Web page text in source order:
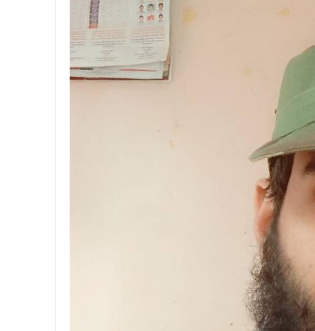
रञ्जु दर्शना विजयीः अधिकांश
प्रतिनिधिसभा सदस्य
निर्वाचनले सङ्घीय
आज प्रतिनिधिसभा सदस्य
पुरस्कार वितरणबिनै काउन्सिलले
खतिवडाको नयाँ गीत जमाना
चलचित्र विकास बोर्डका
महानगर यातायातले थप्यो १२
फोहोरमैला व्यवस्थापन संघ
समाचार हटाउने अदालतको आदेश
लोकतान्त्रिक सहिद सन्तति
नवलपरासी काठमाडौँ सम्पर्क